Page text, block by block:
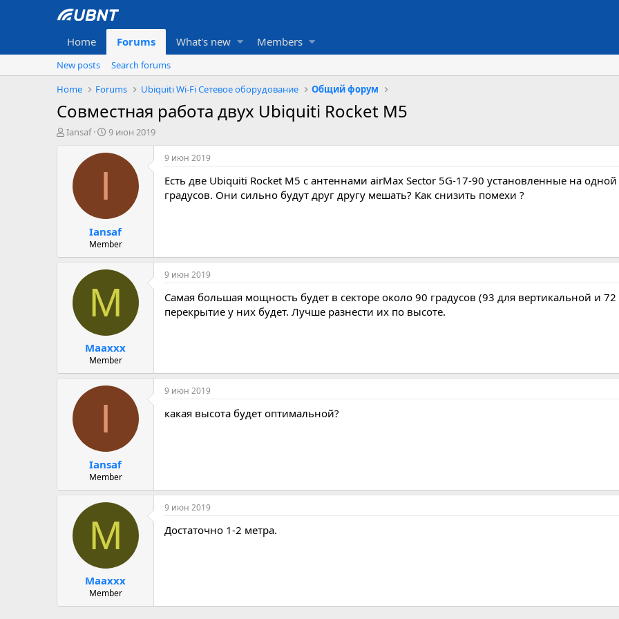
Home Forums What's new Members
New posts
Search forums
Home
Forums Ubiquiti Wi-Fi Сетевое оборудование Общий форум
Совместная работа двух Ubiquiti Rocket M5
А
Iansaf
Д
т
д
а
н
и
я
9 июн 2019
I
Iansaf
Member
9 июн 2019
Есть две Ubiquiti Rocket M5 с антеннами airMax Sector 5G-17-90 установленные на
градусов. Они сильно будут друг другу мешать? Как снизить помехи ?
M
Maaxxx
Member
9 июн 2019
Самая большая мощность будет в секторе около 90 градусов (93 для вертикальной и
перекрытие у них будет. Лучше разнести их по высоте.
I
Iansaf
Member
9 июн 2019
какая высота будет оптимальной?
M
Maaxxx
Member
9 июн 2019
Достаточно 1-2 метра.